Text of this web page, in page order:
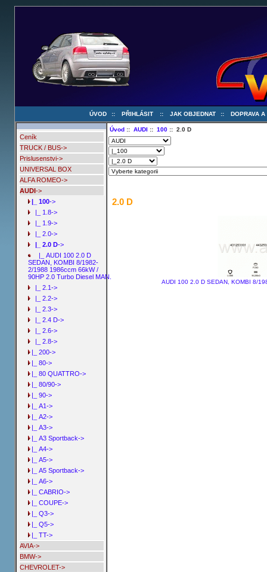
ÚVOD :: PŘIHLÁSIT :: JAK OBJEDNAT :: DOPRAVA A
Ceník
TRUCK / BUS->
Prislusenstvi->
UNIVERSAL BOX
ALFA ROMEO->
AUDI ->
|_ 100->
|_ 1.8->
|_ 1.9->
|_ 2.0->
|_ 2.0 D->
|_ AUDI 100 2.0 D
SEDAN, KOMBI 8/1982-
2/1988 1986ccm 66kW /
90HP 2.0 Turbo Diesel MAN.
|_ 2.1->
|_ 2.2->
|_ 2.3->
|_ 2.4 D->
|_ 2.6->
|_ 2.8->
|_ 200->
|_ 80->
|_ 80 QUATTRO->
|_ 80/90->
|_ 90->
|_ A1->
|_ A2->
|_ A3->
|_ A3 Sportback->
|_ A4->
|_ A5->
|_ A5 Sportback->
|_ A6->
|_ CABRIO->
|_ COUPE->
|_ Q3->
|_ Q5->
|_ TT->
AVIA->
BMW->
CHEVROLET->
Úvod ::AUDI ::100 :: 2.0 D
2.0 D
AUDI 100 2.0 D SEDAN, KOMBI 8/